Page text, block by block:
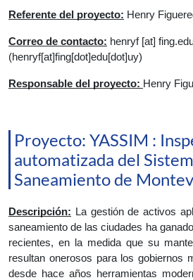
Referente del proyecto: Henry
Correo de contacto: henryf [at]
(henryf[at]fing[dot]edu[dot]uy)
Responsable del proyecto: Henry
Proyecto: YASSIM :
automatizada del
Saneamiento de
Descripción: La gestión de activos
saneamiento de las ciudades ha
recientes, en la medida que su
resultan onerosos para los gobiernos
desde hace años herramientas